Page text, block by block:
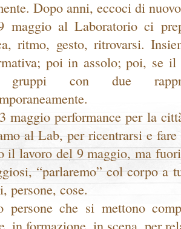
Dopo anni, eccoci di
al Laboratorio ci
ritmo, gesto, ritrovarsi.
poi in assolo; poi, se
con due
maggio performance per la
al Lab, per ricentrarsi e
il lavoro del 9 maggio, ma
“parlaremo” col corpo a
persone, cose.
persone che si mettono
in formazione, in scena, per